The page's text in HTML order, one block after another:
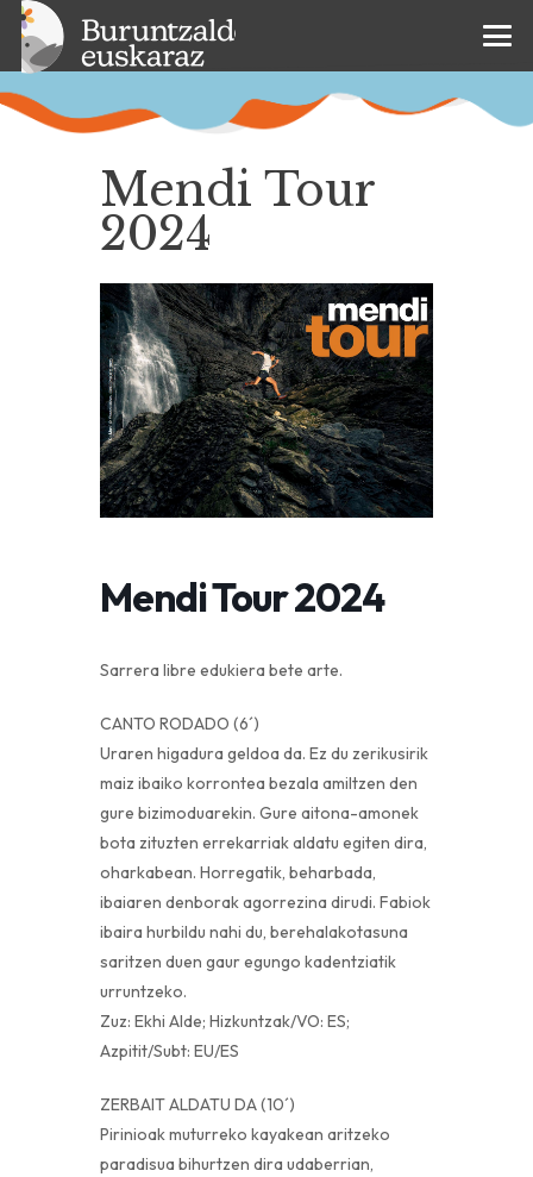
Mendi Tour
2024
Mendi Tour 2024
Sarrera libre edukiera bete arte.
CANTO RODADO (6´)
Uraren higadura geldoa da. Ez du zerikusirik
maiz ibaiko korrontea bezala amiltzen den
gure bizimoduarekin. Gure aitona-amonek
bota zituzten errekarriak aldatu egiten dira,
oharkabean. Horregatik, beharbada,
ibaiaren denborak agorrezina dirudi. Fabiok
ibaira hurbildu nahi du, berehalakotasuna
saritzen duen gaur egungo kadentziatik
urruntzeko.
Zuz: Ekhi Alde; Hizkuntzak/VO: ES;
Azpitit/Subt: EU/ES
ZERBAIT ALDATU DA (10´)
Pirinioak muturreko kayakean aritzeko
paradisua bihurtzen dira udaberrian,